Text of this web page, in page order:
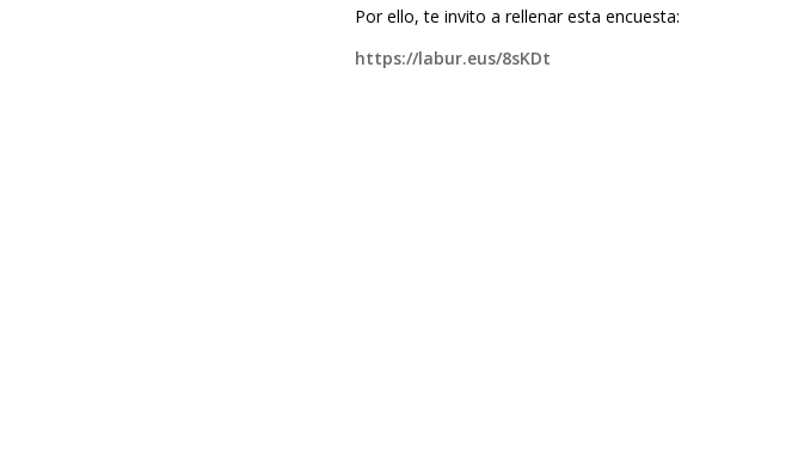
Por ello, te invito a rellenar esta encuesta:
https://labur.eus/8sKDt